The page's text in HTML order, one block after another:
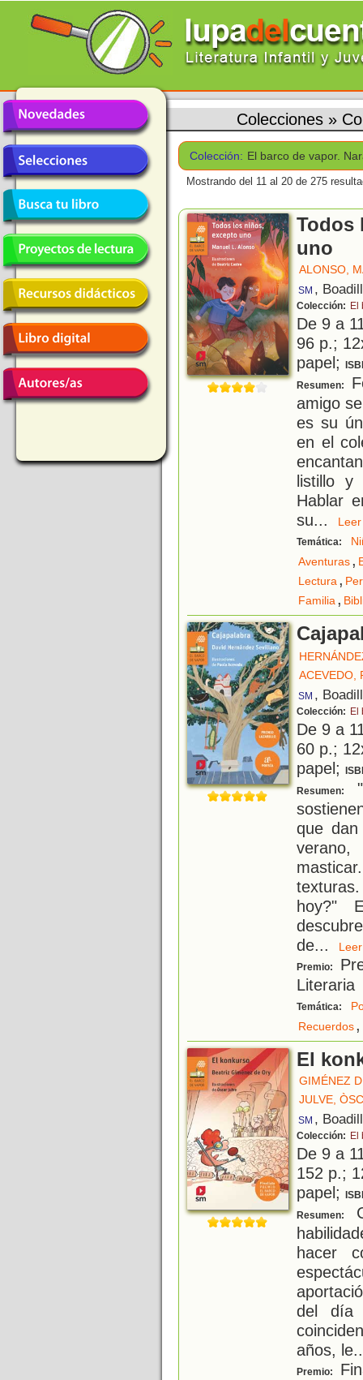
Colecciones »
Colección: El barco de vapor.
Mostrando del 11 al 20 de 275
Todos
uno
ALONSO,
SM ,
Colección: El
De 9 a
96 p.;
papel;
Resumen:
amigo
es su
en el
listillo y
Hablar
su...
Temática:
Aventuras,
Lectura,
Familia,
ACEVEDO,
SM ,
Colección: El
De 9 a
60 p.;
papel;
Resumen:
que
hoy?"
de...
Premio:
Literaria
Temática:
Recuerdos,
El
GIMÉNEZ
JULVE,
SM ,
Colección: El
De 9 a
152 p.;
papel;
Resumen:
hacer
del día
años, le
Premio: